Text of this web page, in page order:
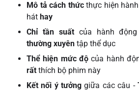
Mô tả cách thứcthực hiện
hát hay
Chỉ tần suấtcủa hành
thường xuyên tập thể dục
Thể hiện mức độcủa hành
rất thích bộ phim này
Kết nối ý tưởng giữa các câu -